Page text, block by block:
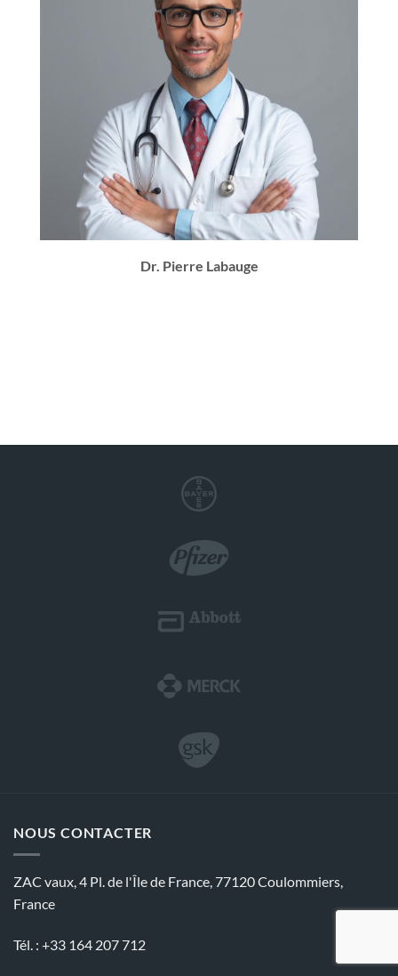
Dr. Pierre Labauge
NOUS CONTACTER
ZAC vaux, 4 Pl. de l'Île de France, 77120 Coulommiers,
France
Tél. : +33 164 207 712